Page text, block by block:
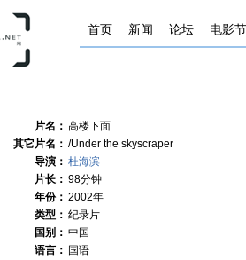
首页 新闻 论坛 电影节
片名： 高楼下面
其它片名： /Under the skyscraper
导演： 杜海滨
片长： 98分钟
年份： 2002年
类型： 纪录片
国别： 中国
语言： 国语